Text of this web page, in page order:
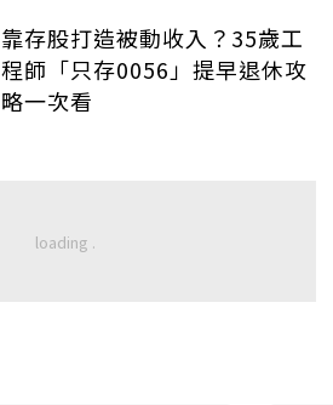
靠存股打造被動收入？35歲工
程師「只存0056」提早退休攻
略一次看